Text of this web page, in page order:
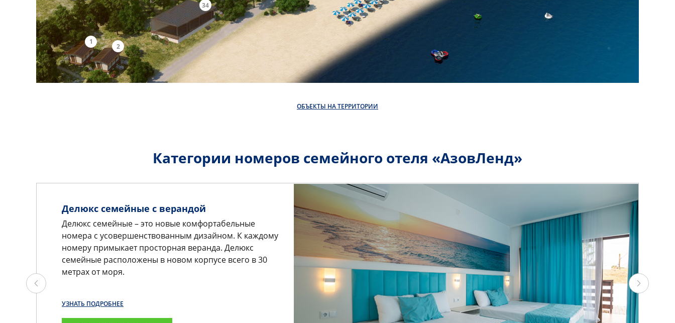
1
2
34
ОБЪЕКТЫ НА ТЕРРИТОРИИ
Категории номеров семейного отеля «АзовЛенд»
Делюкс семейные с верандой
Делюкс семейные – это новые комфортабельные
номера с усовершенствованным дизайном. К каждому
номеру примыкает просторная веранда. Делюкс
семейные расположены в новом корпусе всего в 30
метрах от моря.
УЗНАТЬ ПОДРОБНЕЕ